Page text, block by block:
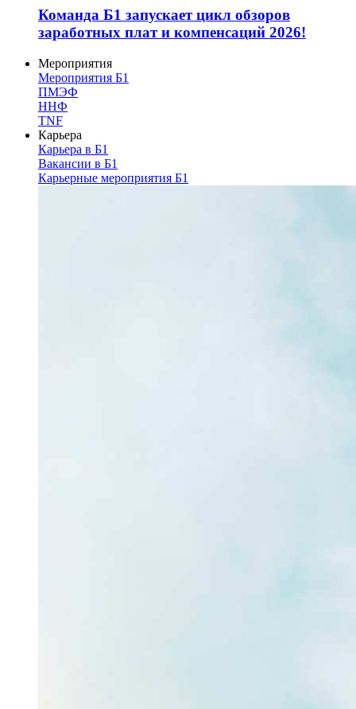
Команда Б1 запускает цикл обзоров
заработных плат и компенсаций 2026!
Мероприятия
Мероприятия Б1
ПМЭФ
ННФ
TNF
Карьера
Карьера в Б1
Вакансии в Б1
Карьерные мероприятия Б1